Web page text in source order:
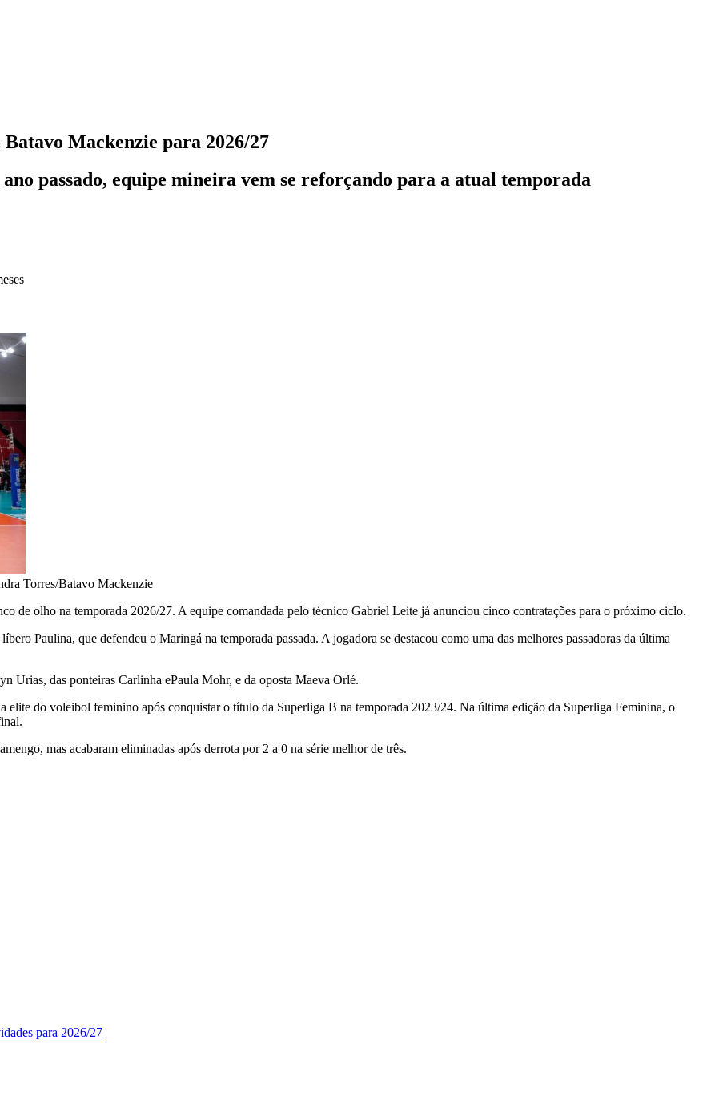
Mackenzie para 2026/27
passado, equipe mineira vem se reforçando para a atual temporada
Torres/Batavo Mackenzie
de olho na temporada 2026/27. A equipe comandada pelo técnico Gabriel Leite já anunciou cinco contratações para o próximo ciclo.
Paulina, que defendeu o Maringá na temporada passada. A jogadora se destacou como uma das melhores passadoras da última
Urias, das ponteiras Carlinha ePaula Mohr, e da oposta Maeva Orlé.
elite do voleibol feminino após conquistar o título da Superliga B na temporada 2023/24. Na última edição da Superliga Feminina, o
mas acabaram eliminadas após derrota por 2 a 0 na série melhor de três.
para 2026/27